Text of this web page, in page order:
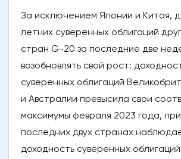
За исключением Японии и Китая,
летних суверенных облигаций
стран G-20 за последние две
возобновлять свой рост:
суверенных облигаций
и Австралии превысила свои
максимумы февраля 2023 года,
последних двух странах
доходность суверенных